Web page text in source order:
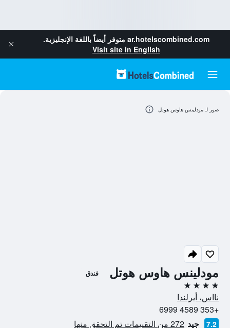
ar.hotelscombined.com متوفر أيضاً باللغة الإنجليزية.
Visit site in English
مودلينس هاوس هوتل فندق
4 نجوم
نااس، أيرلندا
+353 4589 6999
7.2 جيد 272 من التقييمات تم التحقق منها
صور لـ مودلينس هاوس هوتل